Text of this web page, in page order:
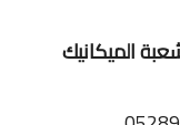
الميكانيك